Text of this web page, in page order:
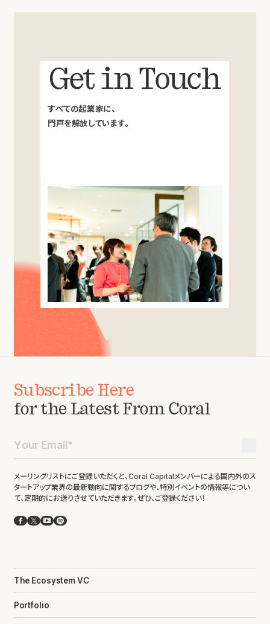
Get in Touch
すべての起業家に、
門戸を解放しています。
Subscribe Here
for the Latest From Coral
メーリングリストにご登録いただくと、Coral Capitalメンバーによる国内外のス
タートアップ業界の最新動向に関するブログや、特別イベントの情報等につい
て、定期的にお送りさせていただきます。ぜひ、ご登録ください！
Facebook
X YouTube
Spotify
The Ecosystem VC
Portfolio